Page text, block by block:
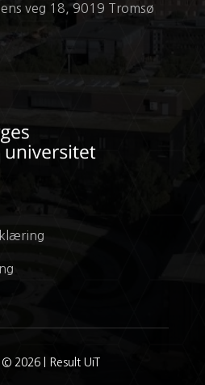
veg 18, 9019 Tromsø
2026 | Result UiT